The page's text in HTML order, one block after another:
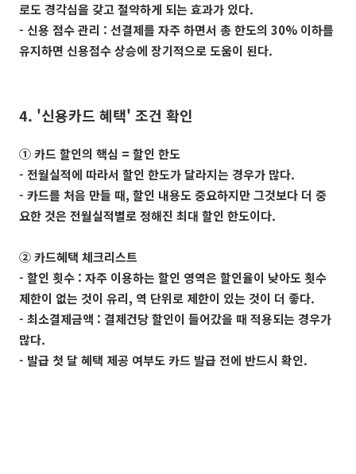
로도 경각심을 갖고 절약하게 되는 효과가 있다.
- 신용 점수 관리 : 선결제를 자주 하면서 총 한도의 30% 이하를
유지하면 신용점수 상승에 장기적으로 도움이 된다.
4. '신용카드 혜택' 조건 확인
① 카드 할인의 핵심 = 할인 한도
- 전월실적에 따라서 할인 한도가 달라지는 경우가 많다.
- 카드를 처음 만들 때, 할인 내용도 중요하지만 그것보다 더 중
요한 것은 전월실적별로 정해진 최대 할인 한도이다.
② 카드혜택 체크리스트
- 할인 횟수 : 자주 이용하는 할인 영역은 할인율이 낮아도 횟수
제한이 없는 것이 유리, 역 단위로 제한이 있는 것이 더 좋다.
- 최소결제금액 : 결제건당 할인이 들어갔을 때 적용되는 경우가
많다.
- 발급 첫 달 혜택 제공 여부도 카드 발급 전에 반드시 확인.